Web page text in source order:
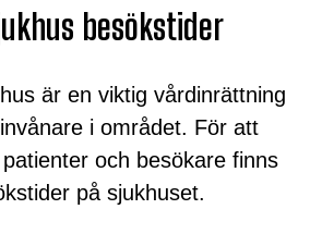
besökstider
är en viktig vårdinrättning
i området. För att
och besökare finns
på sjukhuset.